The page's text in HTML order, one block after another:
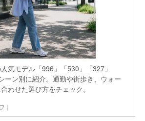
気モデル「996」「530」「327」
ーン別に紹介。通勤や街歩き、ウォー
わせた選び方をチェック。
｜